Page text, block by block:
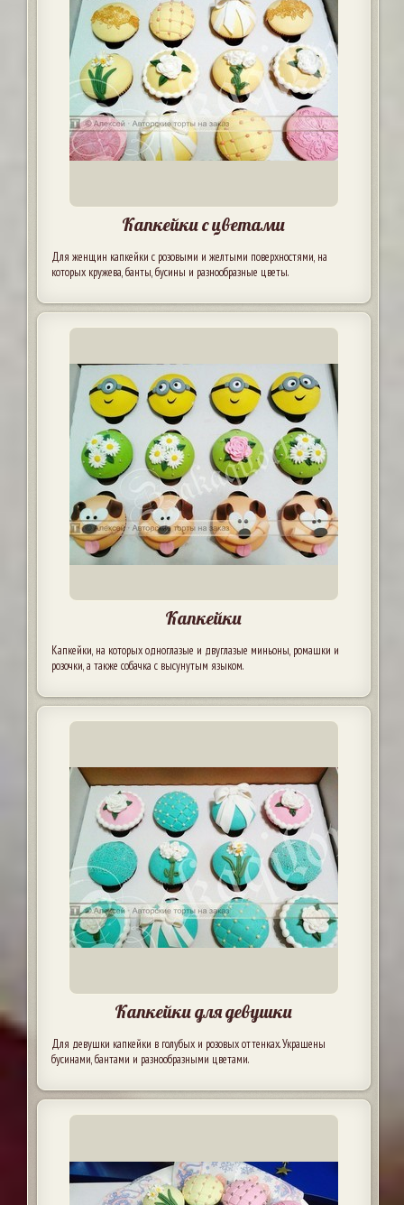
Капкейки с цветами
Для женщин капкейки с розовыми и желтыми поверхностями, на
которых кружева, банты, бусины и разнообразные цветы.
Капкейки
Капкейки, на которых одноглазые и двуглазые миньоны, ромашки и
розочки, а также собачка с высунутым языком.
Капкейки для девушки
Для девушки капкейки в голубых и розовых оттенках. Украшены
бусинами, бантами и разнообразными цветами.